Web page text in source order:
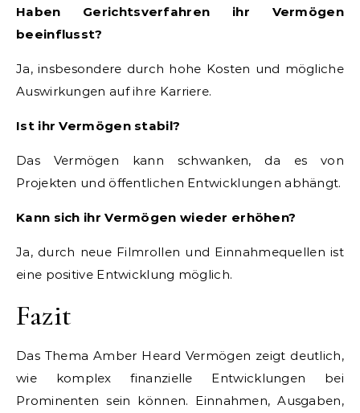
Haben Gerichtsverfahren ihr Vermögen
beeinflusst?
Ja, insbesondere durch hohe Kosten und mögliche
Auswirkungen auf ihre Karriere.
Ist ihr Vermögen stabil?
Das Vermögen kann schwanken, da es von
Projekten und öffentlichen Entwicklungen abhängt.
Kann sich ihr Vermögen wieder erhöhen?
Ja, durch neue Filmrollen und Einnahmequellen ist
eine positive Entwicklung möglich.
Fazit
Das Thema Amber Heard Vermögen zeigt deutlich,
wie komplex finanzielle Entwicklungen bei
Prominenten sein können. Einnahmen, Ausgaben,